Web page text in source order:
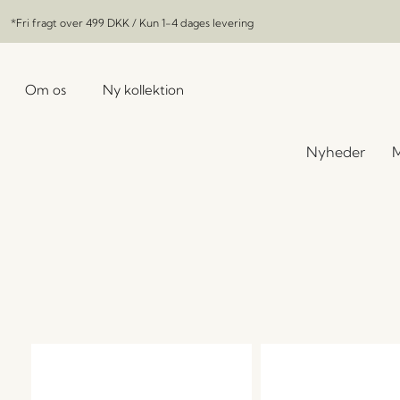
*Fri fragt over 499 DKK / Kun 1-4 dages levering
Om os Ny kollektion
Nyheder